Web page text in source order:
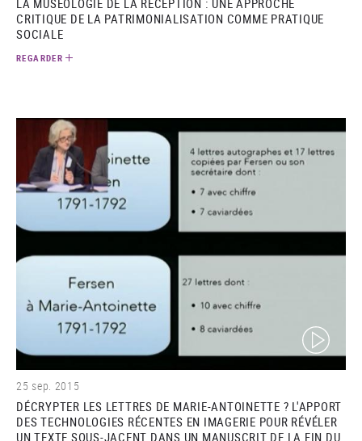
CRITIQUE DE LA PATRIMONIALISATION COMME PRATIQUE
SOCIALE
REGARDER
(video)
25 sep. 2015
DÉCRYPTER LES LETTRES DE MARIE-ANTOINETTE ? L'APPORT
DES TECHNOLOGIES RÉCENTES EN IMAGERIE POUR RÉVÉLER
UN TEXTE SOUS-JACENT DANS UN MANUSCRIT DE LA FIN DU